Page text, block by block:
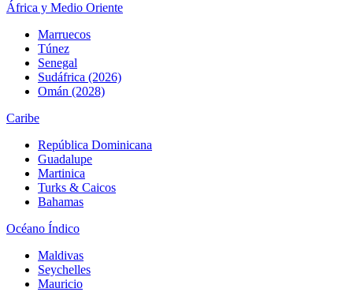
África y Medio Oriente
Marruecos
Túnez
Senegal
Sudáfrica (2026)
Omán (2028)
Caribe
República Dominicana
Guadalupe
Martinica
Turks & Caicos
Bahamas
Océano Índico
Maldivas
Seychelles
Mauricio